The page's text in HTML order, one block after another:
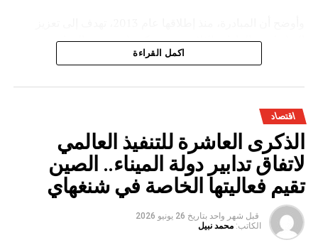
الترابط بين القارات الثلاث عبر شبكة واسعة من الموانئ
والسكك الحديدية والطرق البرية والممرات البحرية، إضافة إلى
الصناعي.
وخلال عرضه التفصيلي، أبرز لي يوان تشينغ أن المبادرة ساهمت
في خلق دينامية اقتصادية جديدة بين الصين والدول المشاركة،
من خلال:
تعزيز حجم التبادل التجاري الدولي
دعم مشاريع البنية التحتية في الدول النامية
اكمل القراءة
اقتصاد
الذكرى العاشرة للتنفيذ العالمي
لاتفاق تدابير دولة الميناء.. الصين
تقيم فعاليتها الخاصة في شنغهاي
قبل شهر واحد بتاريخ 26 يونيو 2026
الكاتب: محمد نبيل